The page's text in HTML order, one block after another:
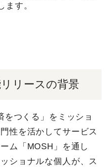
ます。
リリースの背景
つくる」をミッショ
性を活かしてサービス
ム「MOSH」を通し
ショナルな個人が、ス